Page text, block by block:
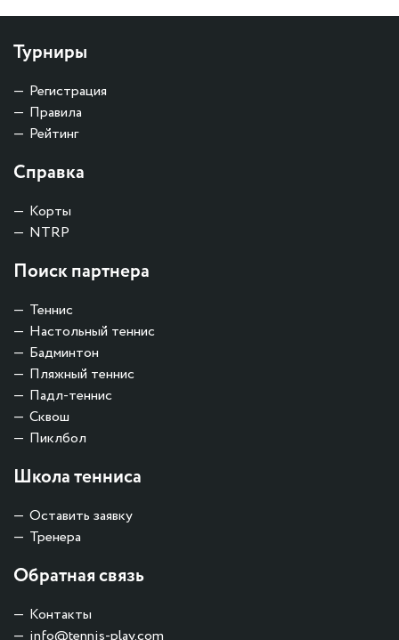
Турниры
Регистрация
Правила
Рейтинг
Справка
Корты
NTRP
Поиск партнера
Теннис
Настольный теннис
Бадминтон
Пляжный теннис
Падл-теннис
Сквош
Пиклбол
Школа тенниса
Оставить заявку
Тренера
Обратная связь
Контакты